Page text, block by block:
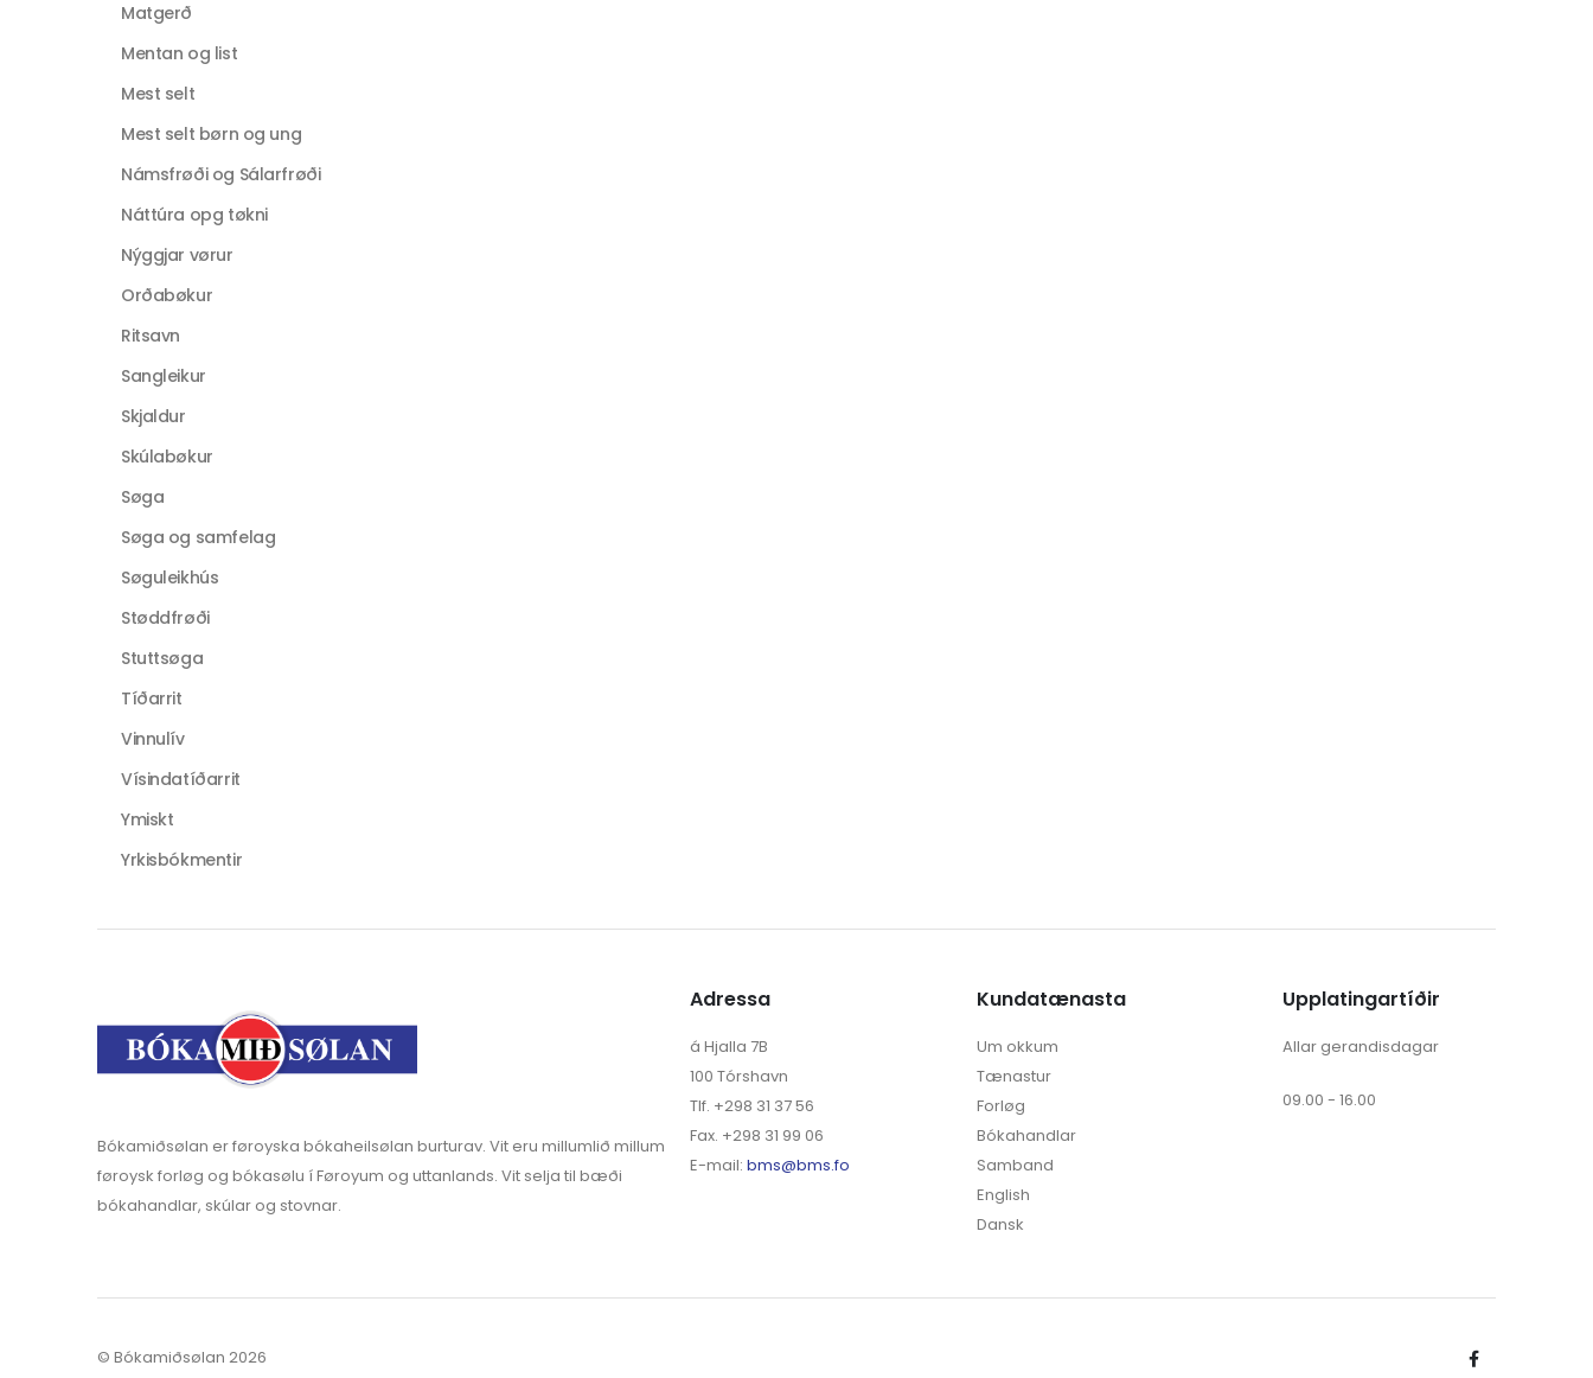
Matgerð
Mentan og list
Mest selt
Mest selt børn og ung
Námsfrøði og Sálarfrøði
Náttúra opg tøkni
Nýggjar vørur
Orðabøkur
Ritsavn
Sangleikur
Skjaldur
Skúlabøkur
Søga
Søga og samfelag
Søguleikhús
Støddfrøði
Stuttsøga
Tíðarrit
Vinnulív
Vísindatíðarrit
Ymiskt
Yrkisbókmentir
Bókamiðsølan er føroyska bókaheilsølan burturav. Vit eru millumlið millum
føroysk forløg og bókasølu í Føroyum og uttanlands. Vit selja til bæði
bókahandlar, skúlar og stovnar.
Adressa
á Hjalla 7B
100 Tórshavn
Tlf. +298 31 37 56
Fax. +298 31 99 06
E-mail: bms@bms.fo
Kundatænasta
Um okkum
Tænastur
Forløg
Bókahandlar
Samband
English
Dansk
Upplatingartíðir
Allar gerandisdagar
09.00 - 16.00
© Bókamiðsølan 2026